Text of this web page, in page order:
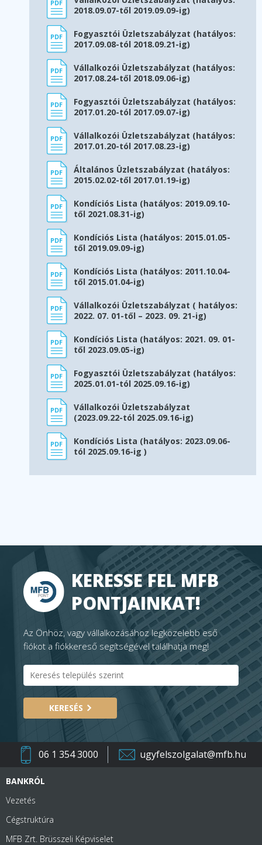
2018.09.07-től 2019.09.09-ig)
Fogyasztói Üzletszabályzat (hatályos:
2017.09.08-tól 2018.09.21-ig)
Vállalkozói Üzletszabályzat (hatályos:
2017.08.24-től 2018.09.06-ig)
Fogyasztói Üzletszabályzat (hatályos:
2017.01.20-tól 2017.09.07-ig)
Vállalkozói Üzletszabályzat (hatályos:
2017.01.20-tól 2017.08.23-ig)
Általános Üzletszabályzat (hatályos:
2015.02.02-től 2017.01.19-ig)
Kondíciós Lista (hatályos: 2019.09.10-
től 2021.08.31-ig)
Kondíciós Lista (hatályos: 2015.01.05-
től 2019.09.09-ig)
Kondíciós Lista (hatályos: 2011.10.04-
től 2015.01.04-ig)
Vállalkozói Üzletszabályzat ( hatályos:
2022. 07. 01-től – 2023. 09. 21-ig)
Kondíciós Lista (hatályos: 2021. 09. 01-
től 2023.09.05-ig)
Fogyasztói Üzletszabályzat (hatályos:
2025.01.01-tól 2025.09.16-ig)
Vállalkozói Üzletszabályzat
(2023.09.22-tól 2025.09.16-ig)
Kondíciós Lista (hatályos: 2023.09.06-
tól 2025.09.16-ig )
KERESSE FEL MFB
PONTJAINKAT!
Az Önhöz, vagy vállalkozásához legközelebb eső
fiókot a fiókkereső segítségével találhatja meg!
KERESÉS
06 1 354 3000 ugyfelszolgalat@mfb.hu
BANKRÓL
Vezetés
Cégstruktúra
MFB Zrt. Brüsszeli Képviselet